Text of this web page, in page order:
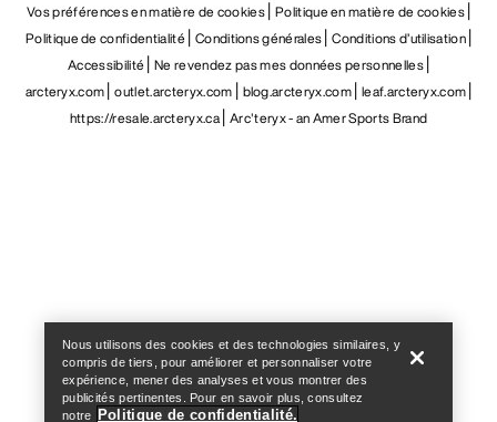
Vos préférences en matière de cookies Politique en matière de cookies
Politique de confidentialité Conditions générales Conditions d’utilisation
Accessibilité Ne revendez pas mes données personnelles
arcteryx.com outlet.arcteryx.com blog.arcteryx.com leaf.arcteryx.com
https://resale.arcteryx.ca Arc'teryx - an Amer Sports Brand
Nous utilisons des cookies et des technologies similaires, y
compris de tiers, pour améliorer et personnaliser votre
expérience, mener des analyses et vous montrer des
publicités pertinentes. Pour en savoir plus, consultez
notre
Politique de confidentialité.